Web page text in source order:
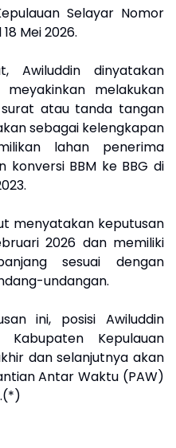
Selayar Nomor
Mei 2026.
Awiluddin dinyatakan
melakukan
atau tanda tangan
sebagai kelengkapan
lahan penerima
BBM ke BBG di
menyatakan keputusan
2026 dan memiliki
sesuai dengan
undangan.
ini, posisi Awiluddin
Kepulauan
dan selanjutnya akan
Antar Waktu (PAW)